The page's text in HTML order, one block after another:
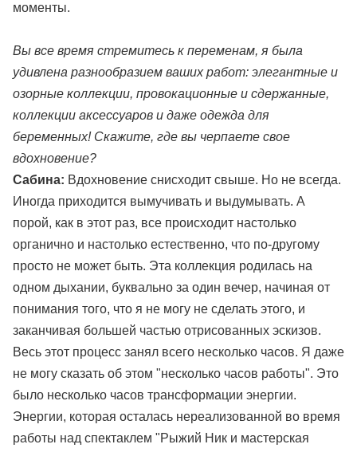
моменты.
Вы все время стремитесь к переменам, я была
удивлена разнообразием ваших работ: элегантные и
озорные коллекции, провокационные и сдержанные,
коллекции аксессуаров и даже одежда для
беременных! Скажите, где вы черпаете свое
вдохновение?
Сабина: Вдохновение снисходит свыше. Но не всегда.
Иногда приходится вымучивать и выдумывать. А
порой, как в этот раз, все происходит настолько
органично и настолько естественно, что по-другому
просто не может быть. Эта коллекция родилась на
одном дыхании, буквально за один вечер, начиная от
понимания того, что я не могу не сделать этого, и
заканчивая большей частью отрисованных эскизов.
Весь этот процесс занял всего несколько часов. Я даже
не могу сказать об этом "несколько часов работы". Это
было несколько часов трансформации энергии.
Энергии, которая осталась нереализованной во время
работы над спектаклем "Рыжий Ник и мастерская